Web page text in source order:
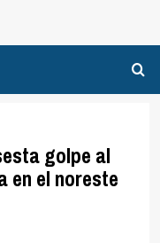
golpe al
en el noreste